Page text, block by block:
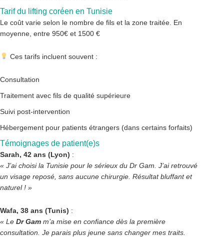
Tarif du lifting coréen en Tunisie
Le coût varie selon le nombre de fils et la zone traitée. En
moyenne, entre 950€ et 1500 €
Ces tarifs incluent souvent :
Consultation
Traitement avec fils de qualité supérieure
Suivi post-intervention
Hébergement pour patients étrangers (dans certains forfaits)
Témoignages de patient(e)s
Sarah, 42 ans (Lyon) :
« J’ai choisi la Tunisie pour le sérieux du Dr Gam. J’ai retrouvé
un visage reposé, sans aucune chirurgie. Résultat bluffant et
naturel ! »
Wafa, 38 ans (Tunis) :
« Le Dr Gam m’a mise en confiance dès la première
consultation. Je parais plus jeune sans changer mes traits.